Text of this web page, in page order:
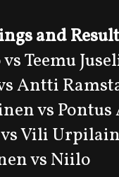
and
Teemu
Antti
vs Pontus
Vili
vs Niilo